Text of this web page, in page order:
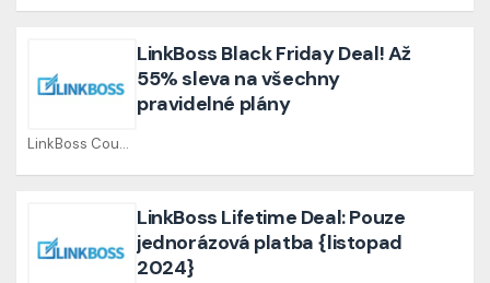
LinkBoss Coupons
LinkBoss Black Friday Deal! Až
55% sleva na všechny
pravidelné plány
LinkBoss Lifetime Deal: Pouze
jednorázová platba {listopad
2024}